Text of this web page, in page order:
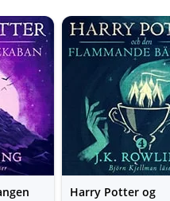
Harry Potter og